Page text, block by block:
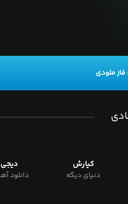
فاز ملودی
کیارش
دنیای دیگه
دیجی
دانلود